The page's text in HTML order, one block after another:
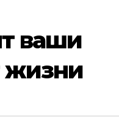
ваши
жизни